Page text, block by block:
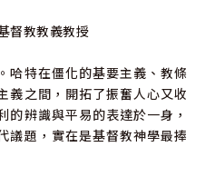
教教義教授
哈特在僵化的基要主義、教條
義之間，開拓了振奮人心又收
辨識與平易的表達於一身，
議題，實在是基督教神學最捧